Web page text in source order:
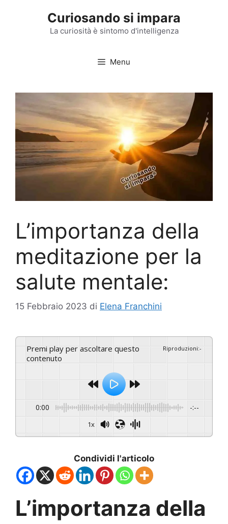
Curiosando si impara
La curiosità è sintomo d'intelligenza
Menu
L’importanza della
meditazione per la
salute mentale:
15 Febbraio 2023 di Elena Franchini
Premi play per ascoltare questo
contenuto
Riproduzioni:-
0:00 -:--
1x
Condividi l'articolo
L’importanza della